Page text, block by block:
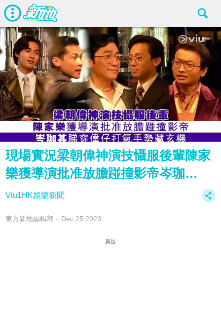
現場實況梁朝偉‍️神演技懾服後輩陳家
樂獲導演批准放膽踫撞影帝岑珈…
Viu1HK娛樂新聞
東方新地編輯部 Dec 25 2023
廣告